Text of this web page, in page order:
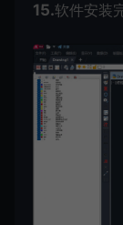
15.软件安装